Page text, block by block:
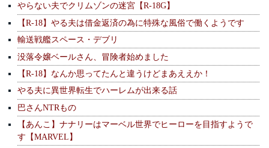
やらない夫でクリムゾンの迷宮【R-18G】
【R-18】やる夫は借金返済の為に特殊な風俗で働くようです
輸送戦艦スペース・デブリ
没落令嬢ベールさん、冒険者始めました
【R-18】なんか思ってたんと違うけどまあええか！
やる夫に異世界転生でハーレムが出来る話
巴さんNTRもの
【あんこ】ナナリーはマーベル世界でヒーローを目指すようで
す【MARVEL】